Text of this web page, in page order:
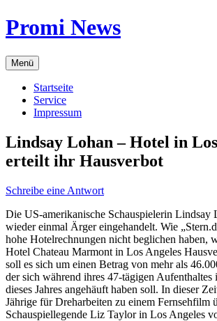
Zum
Inhalt
Promi News
Menü
Startseite
Service
Impressum
Lindsay Lohan – Hotel in
erteilt ihr Hausverbot
Schreibe eine Antwort
Die US-amerikanische Schauspielerin Lindsay
wieder einmal Ärger eingehandelt. Wie
hohe Hotelrechnungen nicht beglichen haben,
Hotel Chateau Marmont in Los Angeles
soll es sich um einen Betrag von mehr als
der sich während ihres 47-tägigen Aufenthaltes
dieses Jahres angehäuft haben soll. In dieser
Jährige für Dreharbeiten zu einem Fernsehfilm
Schauspiellegende Liz Taylor in Los Angeles